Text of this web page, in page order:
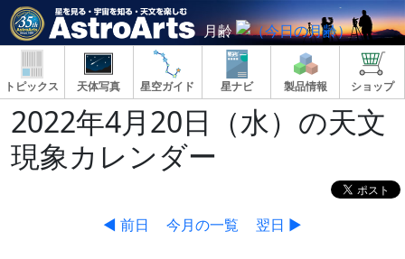
月齢
トピックス 天体写真 星空ガイド 星ナビ 製品情報 ショップ
2022年4月20日（水）の天文
現象カレンダー
◀ 前日 今月の一覧 翌日 ▶